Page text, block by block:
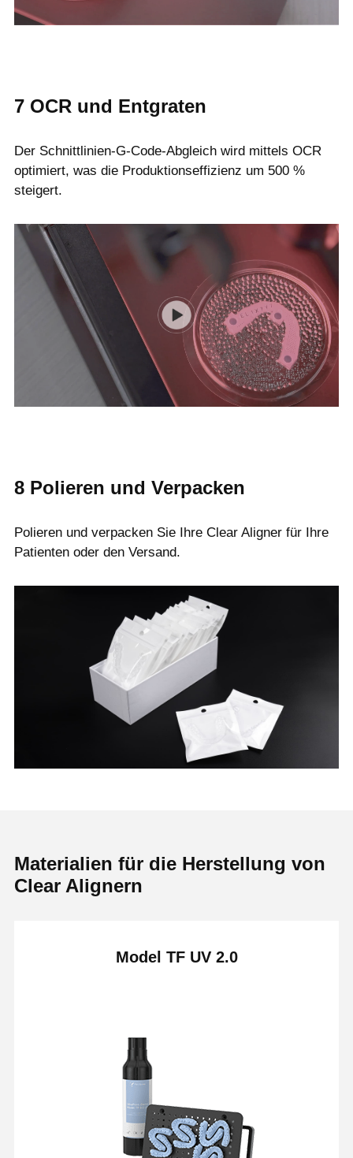
7 OCR und Entgraten
Der Schnittlinien-G-Code-Abgleich wird mittels OCR
optimiert, was die Produktionseffizienz um 500 %
steigert.
8 Polieren und Verpacken
Polieren und verpacken Sie Ihre Clear Aligner für Ihre
Patienten oder den Versand.
Materialien für die Herstellung von
Clear Alignern
Model TF UV 2.0